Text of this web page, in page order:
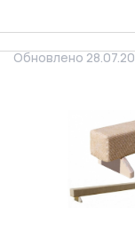
Обновлено